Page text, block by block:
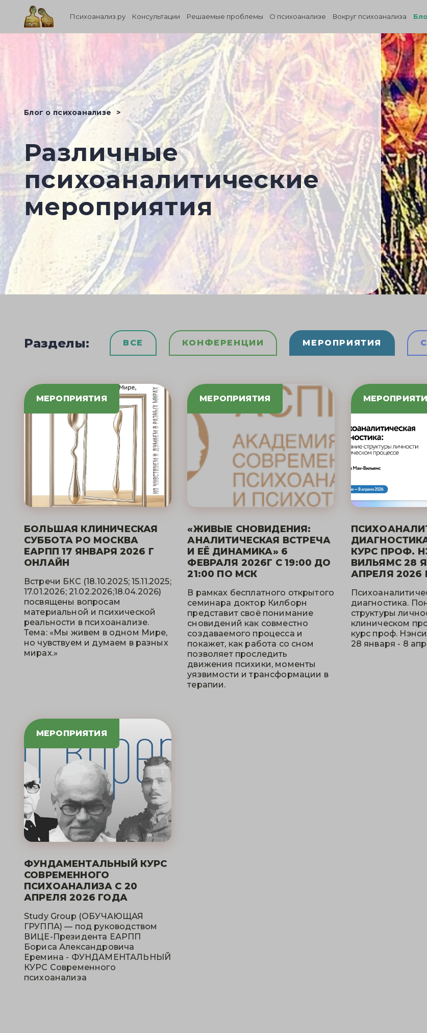
Психоанализ.ру Консультации Решаемые проблемы О психоанализе Вокруг психоанализа
Блог о психоанализе
Различные
психоаналитические
мероприятия
Разделы: ВСЕ КОНФЕРЕНЦИИ МЕРОПРИЯТИЯ
МЕРОПРИЯТИЯ
БОЛЬШАЯ КЛИНИЧЕСКАЯ
СУББОТА РО МОСКВА
ЕАРПП 17 ЯНВАРЯ 2026 Г
ОНЛАЙН
Встречи БКС (18.10.2025; 15.11.2025;
17.01.2026; 21.02.2026;18.04.2026)
посвящены вопросам
материальной и психической
реальности в психоанализе.
Тема: «Мы живем в одном Мире,
но чувствуем и думаем в разных
мирах.»
МЕРОПРИЯТИЯ
«ЖИВЫЕ СНОВИДЕНИЯ:
АНАЛИТИЧЕСКАЯ ВСТРЕЧА
И ЕЁ ДИНАМИКА» 6
ФЕВРАЛЯ 2026Г С 19:00 ДО
21:00 ПО МСК
В рамках бесплатного открытого
семинара доктор Килборн
представит своё понимание
сновидений как совместно
создаваемого процесса и
покажет, как работа со сном
позволяет проследить
движения психики, моменты
уязвимости и трансформации в
терапии.
КУРС ПРОФ.
ВИЛЬЯМС 28
АПРЕЛЯ 2026
диагностика.
структуры
клиническом
курс проф.
28 января - 8
МЕРОПРИЯТИЯ
ФУНДАМЕНТАЛЬНЫЙ КУРС
СОВРЕМЕННОГО
ПСИХОАНАЛИЗА С 20
АПРЕЛЯ 2026 ГОДА
Study Group (ОБУЧАЮЩАЯ
ГРУППА) — под руководством
ВИЦЕ-Президента ЕАРПП
Бориса Александровича
Еремина - ФУНДАМЕНТАЛЬНЫЙ
КУРС Современного
психоанализа